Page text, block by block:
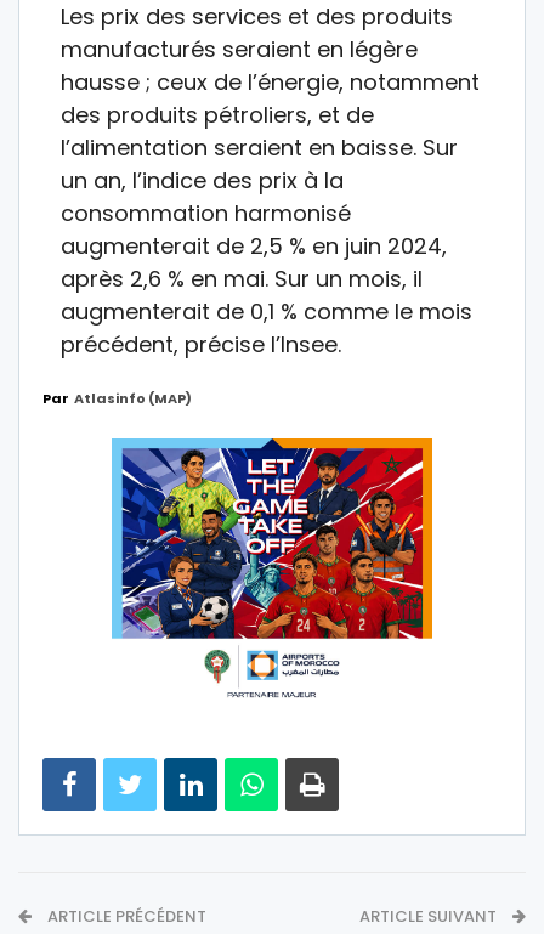
Les prix des services et des produits
manufacturés seraient en légère
hausse ; ceux de l’énergie, notamment
des produits pétroliers, et de
l’alimentation seraient en baisse. Sur
un an, l’indice des prix à la
consommation harmonisé
augmenterait de 2,5 % en juin 2024,
après 2,6 % en mai. Sur un mois, il
augmenterait de 0,1 % comme le mois
précédent, précise l’Insee.
Par Atlasinfo (MAP)
ARTICLE PRÉCÉDENT ARTICLE SUIVANT